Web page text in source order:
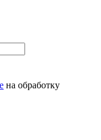
на обработку